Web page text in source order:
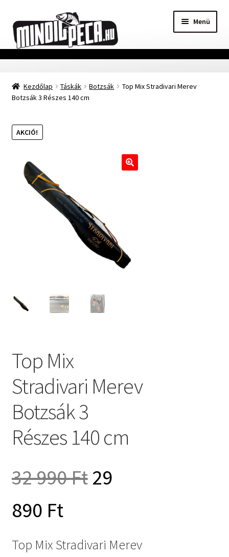
a
navigációhoz
a
tartalomba
Menü
Főoldal
Adatvédelmi nyilatkozat
Szállítási Információ
Kapcsolat
Mohosz Versenynaptár 2025
Kezdőlap Táskák Botzsák
Top Mix Stradivari Merev
Botzsák 3 Részes 140 cm
AKCIÓ!
Top Mix
Stradivari Merev
Botzsák 3
Részes 140 cm
32 990Ft Original
was:
29
890 FtCurrent
price
Top Mix Stradivari Merev